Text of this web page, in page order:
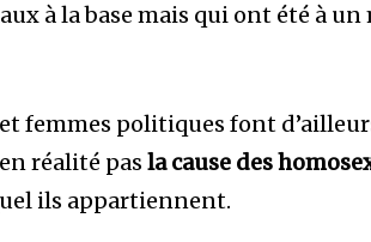
à la base mais qui ont été à
femmes politiques font
réalité pas la cause des
ils appartiennent.